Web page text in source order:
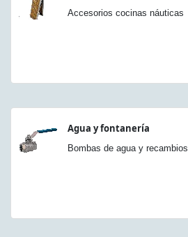
Accesorios cocinas náuticas
Agua y fontanería
Bombas de agua y recambios